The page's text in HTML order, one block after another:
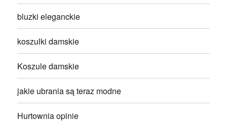
bluzki eleganckie
koszulki damskie
Koszule damskie
jakie ubrania są teraz modne
Hurtownia opinie